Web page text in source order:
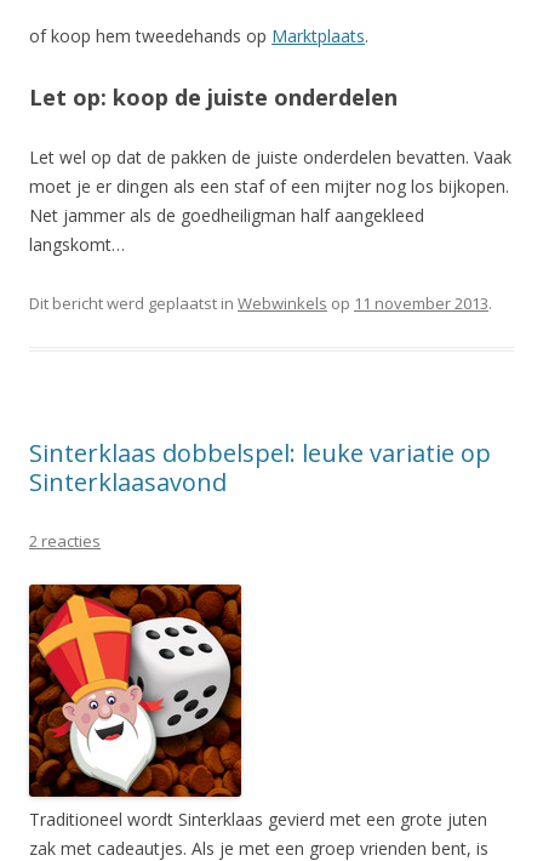
of koop hem tweedehands op Marktplaats.
Let op: koop de juiste onderdelen
Let wel op dat de pakken de juiste onderdelen bevatten. Vaak
moet je er dingen als een staf of een mijter nog los bijkopen.
Net jammer als de goedheiligman half aangekleed
langskomt…
Dit bericht werd geplaatst in Webwinkels op 11 november 2013.
Sinterklaas dobbelspel: leuke variatie op
Sinterklaasavond
2 reacties
Traditioneel wordt Sinterklaas gevierd met een grote juten
zak met cadeautjes. Als je met een groep vrienden bent, is